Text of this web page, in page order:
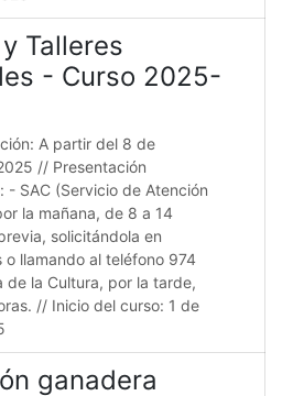
Talleres
- Curso 2025-
A partir del 8 de
// Presentación
- SAC (Servicio de Atención
la mañana, de 8 a 14
solicitándola en
o llamando al teléfono 974
la Cultura, por la tarde,
// Inicio del curso: 1 de
ganadera